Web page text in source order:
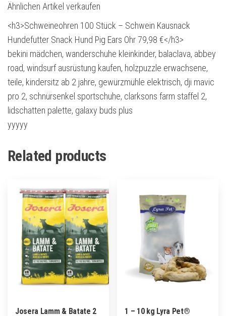
Ähnlichen Artikel verkaufen
<h3>Schweineohren 100 Stück – Schwein Kausnack
Hundefutter Snack Hund Pig Ears Ohr 79,98 €</h3>
bekini mädchen, wanderschuhe kleinkinder, balaclava, abbey
road, windsurf ausrüstung kaufen, holzpuzzle erwachsene,
teile, kindersitz ab 2 jahre, gewürzmühle elektrisch, dji mavic
pro 2, schnürsenkel sportschuhe, clarksons farm staffel 2,
lidschatten palette, galaxy buds plus
yyyyy
Related products
Josera Lamm & Batate 2
1 – 10 kg Lyra Pet®